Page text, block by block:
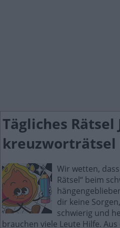
Tägliches Rätsel
kreuzworträtsel
Wir wetten,
Rätsel“ beim
dir keine
schwierig und
brauchen viele Leute Hilfe.